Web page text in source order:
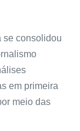
se consolidou
em primeira
meio das